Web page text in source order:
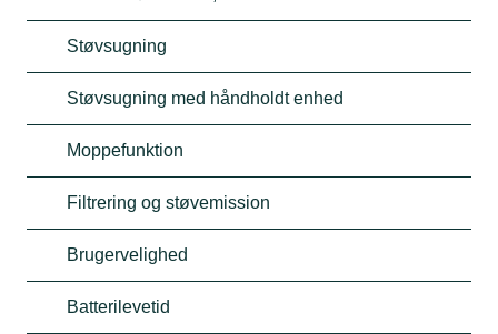
Støvsugning
Støvsugning med håndholdt enhed
Moppefunktion
Filtrering og støvemission
Brugervelighed
Batterilevetid